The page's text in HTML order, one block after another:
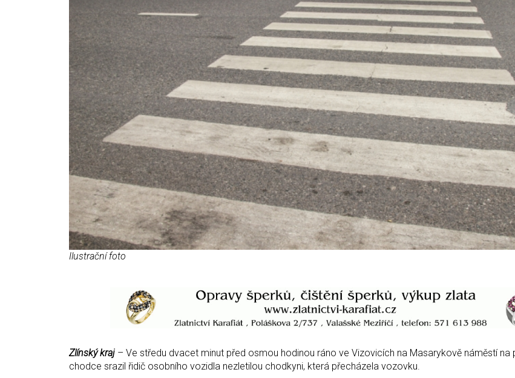
Ilustrační foto
Zlínský kraj – Ve středu dvacet minut před osmou hodinou ráno ve Vizovicích na Masarykově náměstí na
chodce srazil řidič osobního vozidla nezletilou chodkyni, která přecházela vozovku.